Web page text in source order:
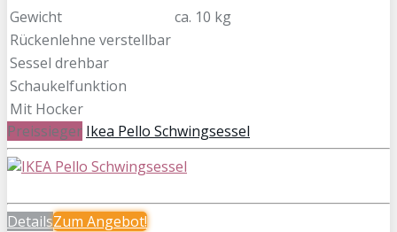
Gewicht
ca. 10 kg
Rückenlehne verstellbar
Sessel drehbar
Schaukelfunktion
Mit Hocker
Preissieger Ikea Pello Schwingsessel
DetailsZum Angebot!